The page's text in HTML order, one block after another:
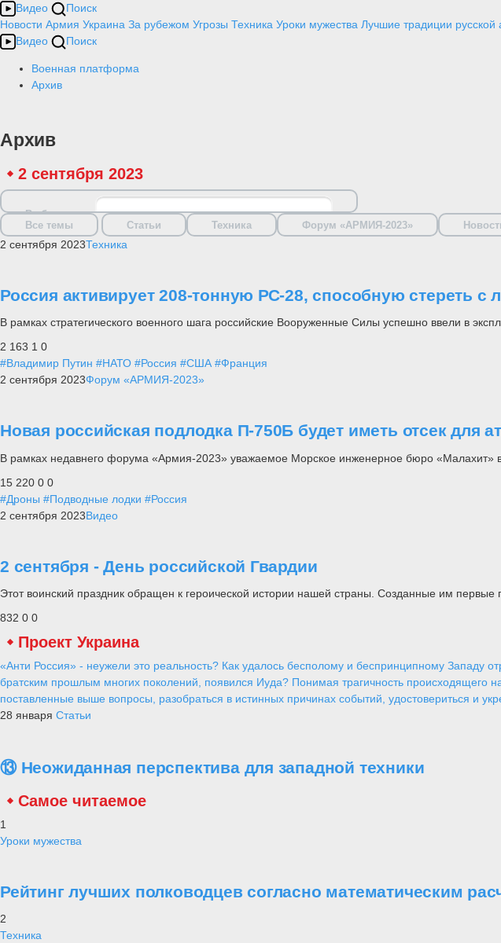
Видео
Поиск
Новости Армия Украина За рубежом Угрозы Техника Уроки мужества Лучшие традиции русской
Видео
Поиск
Военная платформа
Архив
Архив
2 сентября 2023
Выбрать дату
Все темы
Статьи Техника Форум «АРМИЯ-2023»
2 сентября 2023Техника
Россия активирует 208-тонную РС-28, способную стереть
В рамках стратегического военного шага российские Вооруженные Силы успешно ввели в
2 163 1 0
#Владимир Путин #НАТО #Россия #США #Франция
2 сентября 2023Форум «АРМИЯ-2023»
Новая российская подлодка П-750Б будет иметь отсек для
В рамках недавнего форума «Армия-2023» уважаемое Морское инженерное бюро «Малахит»
15 220 0 0
#Дроны #Подводные лодки #Россия
2 сентября 2023Видео
2 сентября - День российской Гвардии
Этот воинский праздник обращен к героической истории нашей страны. Созданные им первые
832 0 0
Проект Украина
«Анти Россия» - неужели это реальность? Как удалось бесполому и беспринципному Западу
братским прошлым многих поколений, появился Иуда? Понимая трагичность
поставленные выше вопросы, разобраться в истинных причинах событий, удостовериться и
28 января Статьи
⑬ Неожиданная перспектива для западной техники
Самое читаемое
1
Уроки мужества
Рейтинг лучших полководцев согласно математическим
2
Техника